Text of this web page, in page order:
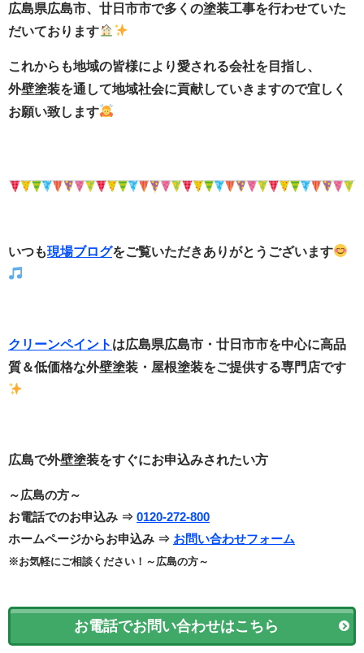
広島県広島市、廿日市市で多くの塗装工事を行わせていた
だいております
これからも地域の皆様により愛される会社を目指し、
外壁塗装を通して地域社会に貢献していきますので宜しく
お願い致します
いつも現場ブログをご覧いただきありがとうございます
クリーンペイント は広島県広島市・廿日市市を中心に高品
質＆低価格な外壁塗装・ 屋根塗装をご提供する専門店です
広島で外壁塗装をすぐにお申込みされたい方
～広島の方～
お電話でのお申込み ⇒ 0120-272-800
ホームページからお申込み ⇒ お問い合わせフォーム
※お気軽にご相談ください！～広島の方～
お電話でお問い合わせはこちら